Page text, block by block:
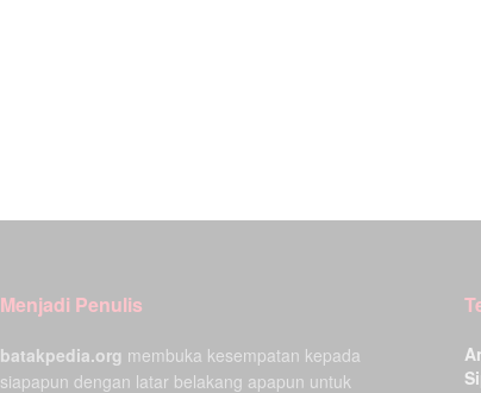
Menjadi Penulis
batakpedia.org membuka kesempatan kepada
siapapun dengan latar belakang apapun untuk